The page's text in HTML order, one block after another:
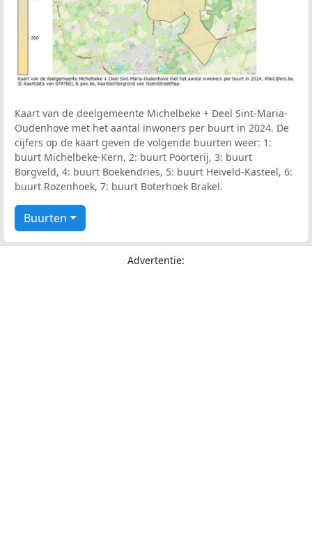
Kaart van de deelgemeente Michelbeke + Deel Sint-Maria-
Oudenhove met het aantal inwoners per buurt in 2024. De
cijfers op de kaart geven de volgende buurten weer: 1:
buurt Michelbeke-Kern, 2: buurt Poorterij, 3: buurt
Borgveld, 4: buurt Boekendries, 5: buurt Heiveld-Kasteel, 6:
buurt Rozenhoek, 7: buurt Boterhoek Brakel.
Buurten
Advertentie: